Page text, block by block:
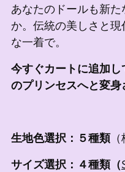
あなたのドールも新
か。伝統の美しさと
な一着で。
今すぐカートに追加
のプリンセスへと変身
生地色選択：５種類（
サイズ選択：４種類（